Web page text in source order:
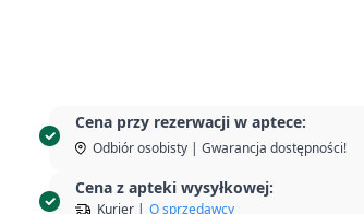
Cena przy rezerwacji w aptece:
Odbiór osobisty | Gwarancja dostępności!
Cena z apteki wysyłkowej:
Kurier | O sprzedawcy